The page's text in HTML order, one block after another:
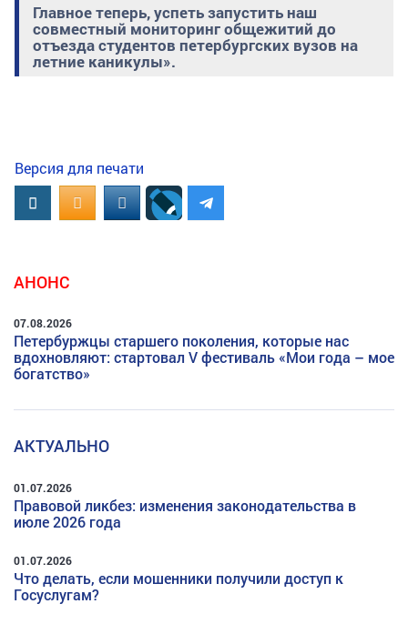
Главное теперь, успеть запустить наш
совместный мониторинг общежитий до
отъезда студентов петербургских вузов на
летние каникулы».
Версия для печати
ВконтактеOK.RUMAIL.RU
АНОНС
07.08.2026
Петербуржцы старшего поколения, которые нас
вдохновляют: стартовал V фестиваль «Мои года – мое
богатство»
АКТУАЛЬНО
01.07.2026
Правовой ликбез: изменения законодательства в
июле 2026 года
01.07.2026
Что делать, если мошенники получили доступ к
Госуслугам?